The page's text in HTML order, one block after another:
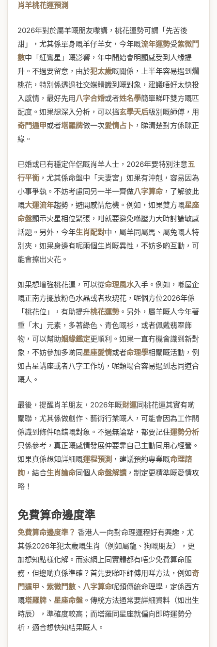
肖羊桃花運預測
2026年對於屬羊嘅朋友嚟講，桃花運勢可謂「先苦後
甜」，尤其係單身嘅羊仔羊女，今年嘅流年運勢受紫微鬥
數中「紅鸞星」嘅影響，年中開始會明顯感受到人緣提
升。不過要留意，由於犯太歲嘅關係，上半年容易遇到爛
桃花，特別係透過社交媒體識到嘅對象，建議唔好太快投
入感情，最好先用八字合婚或者姓名學簡單睇吓雙方嘅匹
配度。如果想深入分析，可以搵玄學天后級別嘅師傅，用
奇門遁甲或者塔羅牌做一次愛情占卜 ，睇清楚對方係咪正
緣。
已婚或已有穩定伴侶嘅肖羊人士，2026年要特別注意五
行平衡，尤其係命盤中「夫妻宮」如果有沖剋，容易因為
小事爭執。不妨考慮同另一半一齊做八字算命，了解彼此
嘅大運流年趨勢，避開感情危機。例如，如果雙方嘅星座
命盤顯示火星相位緊張，咁就要避免喺壓力大時討論敏感
話題。另外，今年生肖配對中，屬羊同屬馬、屬兔嘅人特
別夾，如果身邊有呢兩個生肖嘅異性，不妨多啲互動，可
能會擦出火花。
如果想增強桃花運，可以從命理風水入手。例如，喺屋企
嘅正南方擺放粉色水晶或者玫瑰花，呢個方位2026年係
「桃花位」，有助提升桃花運勢。另外，屬羊嘅人今年著
重「木」元素，多著綠色、青色嘅衫，或者佩戴翡翠飾
物，可以幫助姻緣鑑定更順利。如果一直冇機會識到新對
象，不妨參加多啲同星座愛情或者命理學相關嘅活動，例
如占星講座或者八字工作坊，呢類場合容易遇到志同道合
嘅人。
最後，提醒肖羊朋友，2026年嘅財運同桃花運其實有啲
關聯，尤其係做創作、藝術行業嘅人，可能會因為工作關
係識到條件唔錯嘅對象。不過無論點，都要記住運勢分析
只係參考，真正嘅感情發展仲要靠自己主動同用心經營。
如果真係想知詳細嘅運程預測 ，建議預約專業嘅命理諮
詢 ，結合生肖論命同個人命盤解讀 ，制定更精準嘅愛情攻
略！
免費算命邊度準
免費算命邊度準？ 香港人一向對命理運程好有興趣，尤
其係2026年犯太歲嘅生肖（例如屬龍、狗嘅朋友），更
加想知點樣化解。而家網上同實體都有唔少免費算命服
務，但邊啲真係準確？首先要睇吓師傅用咩方法，例如奇
門遁甲 、 紫微鬥數、 八字算命呢類傳統命理學，定係西方
嘅塔羅牌、 星座命盤 。傳統方法通常要詳細資料（如出生
時辰），準確度較高；而塔羅同星座就偏向即時運勢分
析，適合想快知結果嘅人。